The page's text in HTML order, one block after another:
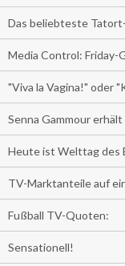
Das beliebteste
Media Control: Friday-
"Viva la Vagina!" oder
Senna Gammour
Heute ist Welttag des
TV-Marktanteile auf
Fußball TV-Quoten:
Sensationell!